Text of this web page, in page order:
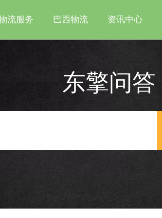
流服务 巴西物流 资讯中心
东擎问答